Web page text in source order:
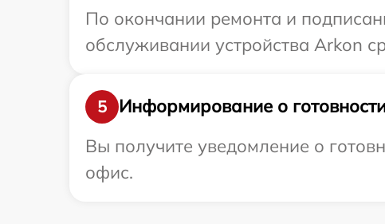
По окончании ремонта и
обслуживании устройства Arkon
5
Информирование о
Вы получите уведомление о
офис.